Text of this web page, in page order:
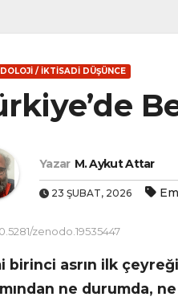
/ İKTISADI DÜŞÜNCE
Yazar M. Aykut Attar
23 ŞUBAT, 2026
zenodo.19535447
birinci asrın ilk
ne durumda,